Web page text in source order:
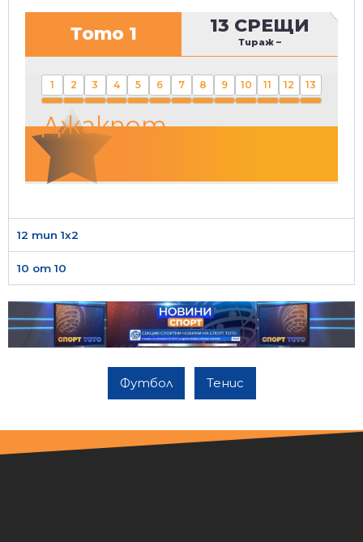
Тото 1 13 СРЕЩИ
Тираж –
1 2 3 4 5 6 7 8 9 10 11 12 13
Джакпот
12 тип 1х2
10 от 10
Футбол Тенис